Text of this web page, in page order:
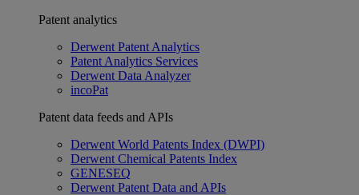
Patent analytics
Derwent Patent Analytics
Patent Analytics Services
Derwent Data Analyzer
incoPat
Patent data feeds and APIs
Derwent World Patents Index (DWPI)
Derwent Chemical Patents Index
GENESEQ
Derwent Patent Data and APIs